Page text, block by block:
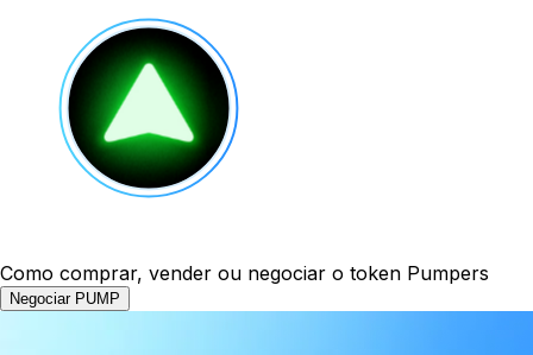
Como comprar, vender ou negociar o token Pumpers
Negociar PUMP